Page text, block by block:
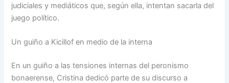
judiciales y mediáticos que, según ella, intentan sacarla del
juego político.
Un guiño a Kicillof en medio de la interna
En un guiño a las tensiones internas del peronismo
bonaerense, Cristina dedicó parte de su discurso a